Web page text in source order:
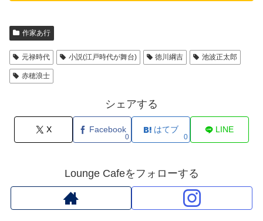
作家あ行
元禄時代 小説(江戸時代が舞台) 徳川綱吉 池波正太郎
赤穂浪士
シェアする
X Facebook
0
はてブ
0
LINE
Lounge Cafeをフォローする